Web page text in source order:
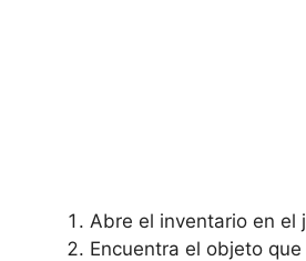
Abre el inventario en el
Encuentra⁤ el objeto